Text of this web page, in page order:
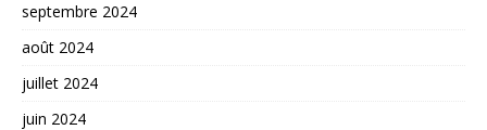
septembre 2024
août 2024
juillet 2024
juin 2024